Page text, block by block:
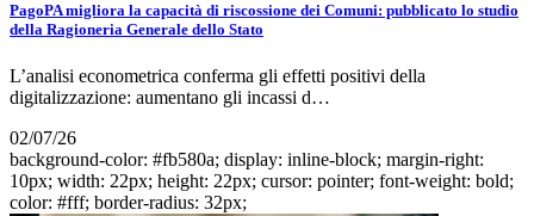
PagoPA migliora la capacità di riscossione dei Comuni: pubblicato lo studio
della Ragioneria Generale dello Stato
L’analisi econometrica conferma gli effetti positivi della
digitalizzazione: aumentano gli incassi d…
02/07/26
background-color: #fb580a; display: inline-block; margin-right:
10px; width: 22px; height: 22px; cursor: pointer; font-weight: bold;
color: #fff; border-radius: 32px;